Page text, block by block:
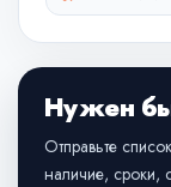
Нужен
Отправьте
наличие, сроки,